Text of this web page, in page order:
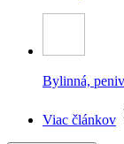
Bylinná,
Viac článkov